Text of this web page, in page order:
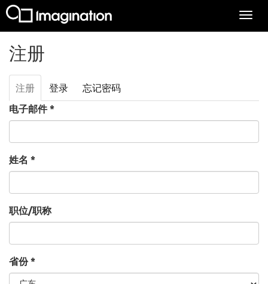
注册
主标签
注册 （活
动标
签）
登录
忘记密码
电子邮件*
姓名 *
职位/职称
省份*